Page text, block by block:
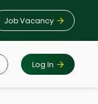
Job Vacancy
Log In